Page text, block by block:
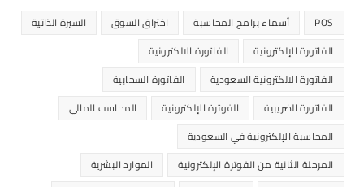
POS أسماء برامج المحاسبة اختراق السوق
السيرة الذاتية
الفاتورة الإلكترونية
الفاتورة الالكترونية
الفاتورة الالكترونية السعودية
الفاتورة السحابية
الفاتورة الضريبية
الفوترة الإلكترونية
المحاسب المالي
المحاسبة الإلكترونية في السعودية
المرحلة الثانية من الفوترة الإلكترونية
الموارد البشرية